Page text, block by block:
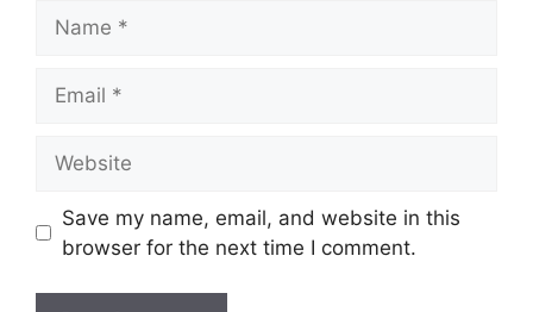
Save my name, email, and website in this
browser for the next time I comment.